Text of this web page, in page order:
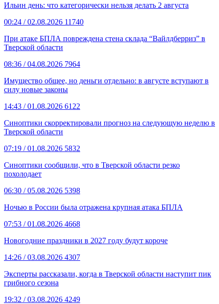
Ильин день: что категорически нельзя делать 2 августа
00:24 / 02.08.2026 11740
При атаке БПЛА повреждена стена склада “Вайлдберриз” в
Тверской области
08:36 / 04.08.2026 7964
Имущество общее, но деньги отдельно: в августе вступают в
силу новые законы
14:43 / 01.08.2026 6122
Синоптики скорректировали прогноз на следующую неделю в
Тверской области
07:19 / 01.08.2026 5832
Синоптики сообщили, что в Тверской области резко
похолодает
06:30 / 05.08.2026 5398
Ночью в России была отражена крупная атака БПЛА
07:53 / 01.08.2026 4668
Новогодние праздники в 2027 году будут короче
14:26 / 03.08.2026 4307
Эксперты рассказали, когда в Тверской области наступит пик
грибного сезона
19:32 / 03.08.2026 4249